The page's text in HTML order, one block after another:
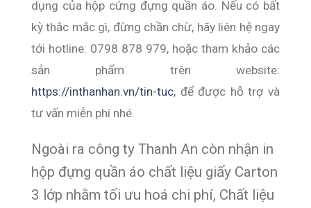
dụng của hộp cứng đựng quần áo. Nếu có bất
kỳ thắc mắc gì, đừng chần chừ, hãy liên hệ ngay
tới hotline: 0798 878 979, hoặc tham khảo các
sản phẩm trên website:
https://inthanhan.vn/tin-tuc, để được hỗ trợ và
tư vấn miễn phí nhé.
Ngoài ra công ty Thanh An còn nhận in
hộp đựng quần áo chất liệu giấy Carton
3 lớp nhằm tối ưu hoá chi phí, Chất liệu